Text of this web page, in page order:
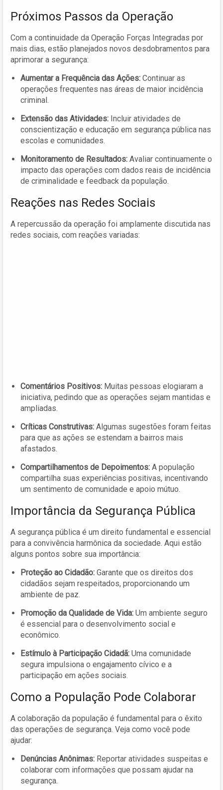
Próximos Passos da Operação
Com a continuidade da Operação Forças Integradas por
mais dias, estão planejados novos desdobramentos para
aprimorar a segurança:
Aumentar a Frequência das Ações: Continuar as
operações frequentes nas áreas de maior incidência
criminal.
Extensão das Atividades: Incluir atividades de
conscientização e educação em segurança pública nas
escolas e comunidades.
Monitoramento de Resultados: Avaliar continuamente o
impacto das operações com dados reais de incidência
de criminalidade e feedback da população.
Reações nas Redes Sociais
A repercussão da operação foi amplamente discutida nas
redes sociais, com reações variadas:
Comentários Positivos: Muitas pessoas elogiaram a
iniciativa, pedindo que as operações sejam mantidas e
ampliadas.
Críticas Construtivas: Algumas sugestões foram feitas
para que as ações se estendam a bairros mais
afastados.
Compartilhamentos de Depoimentos: A população
compartilha suas experiências positivas, incentivando
um sentimento de comunidade e apoio mútuo.
Importância da Segurança Pública
A segurança pública é um direito fundamental e essencial
para a convivência harmônica da sociedade. Aqui estão
alguns pontos sobre sua importância:
Proteção ao Cidadão: Garante que os direitos dos
cidadãos sejam respeitados, proporcionando um
ambiente de paz.
Promoção da Qualidade de Vida: Um ambiente seguro
é essencial para o desenvolvimento social e
econômico.
Estímulo à Participação Cidadã: Uma comunidade
segura impulsiona o engajamento cívico e a
participação em ações sociais.
Como a População Pode Colaborar
A colaboração da população é fundamental para o êxito
das operações de segurança. Veja como você pode
ajudar:
Denúncias Anônimas: Reportar atividades suspeitas e
colaborar com informações que possam ajudar na
segurança.